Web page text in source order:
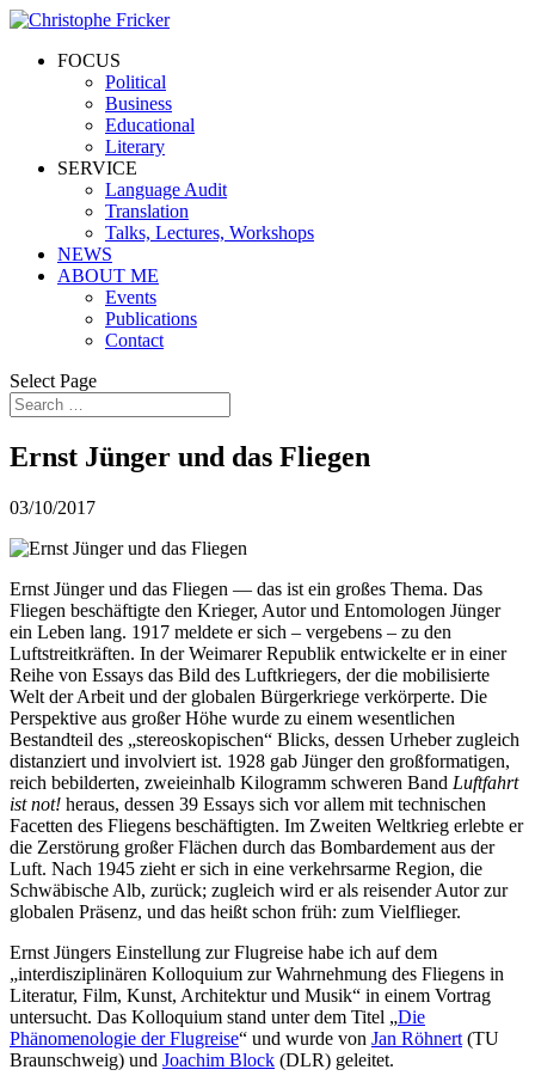
FOCUS
Political
Business
Educational
Literary
SERVICE
Language Audit
Translation
Talks, Lectures, Workshops
NEWS
ABOUT ME
Events
Publications
Contact
Select Page
Ernst Jünger und das Fliegen
03/10/2017
Ernst Jünger und das Fliegen — das ist ein großes Thema. Das
Fliegen beschäftigte den Krieger, Autor und Entomologen Jünger
ein Leben lang. 1917 meldete er sich – vergebens – zu den
Luftstreitkräften. In der Weimarer Republik entwickelte er in einer
Reihe von Essays das Bild des Luftkriegers, der die mobilisierte
Welt der Arbeit und der globalen Bürgerkriege verkörperte. Die
Perspektive aus großer Höhe wurde zu einem wesentlichen
Bestandteil des „stereoskopischen“ Blicks, dessen Urheber zugleich
distanziert und involviert ist. 1928 gab Jünger den großformatigen,
reich bebilderten, zweieinhalb Kilogramm schweren Band Luftfahrt
ist not! heraus, dessen 39 Essays sich vor allem mit technischen
Facetten des Fliegens beschäftigten. Im Zweiten Weltkrieg erlebte er
die Zerstörung großer Flächen durch das Bombardement aus der
Luft. Nach 1945 zieht er sich in eine verkehrsarme Region, die
Schwäbische Alb, zurück; zugleich wird er als reisender Autor zur
globalen Präsenz, und das heißt schon früh: zum Vielflieger.
Ernst Jüngers Einstellung zur Flugreise habe ich auf dem
„interdisziplinären Kolloquium zur Wahrnehmung des Fliegens in
Literatur, Film, Kunst, Architektur und Musik“ in einem Vortrag
untersucht. Das Kolloquium stand unter dem Titel „Die
Phänomenologie der Flugreise“ und wurde von Jan Röhnert (TU
Braunschweig) und Joachim Block (DLR) geleitet.